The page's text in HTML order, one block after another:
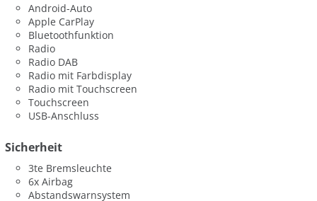
Android-Auto
Apple CarPlay
Bluetoothfunktion
Radio
Radio DAB
Radio mit Farbdisplay
Radio mit Touchscreen
Touchscreen
USB-Anschluss
Sicherheit
3te Bremsleuchte
6x Airbag
Abstandswarnsystem